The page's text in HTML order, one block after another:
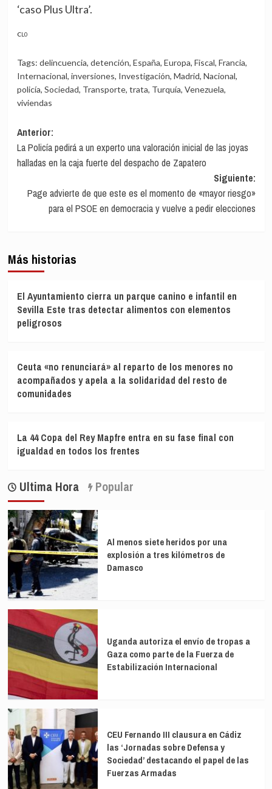
‘caso Plus Ultra’.
CL0
Tags: delincuencia, detención, España, Europa, Fiscal, Francia,
Internacional, inversiones, Investigación, Madrid, Nacional,
policía, Sociedad, Transporte, trata, Turquía, Venezuela,
viviendas
Navegación
de
entradas
Anterior:
La Policía pedirá a un experto una valoración inicial de las joyas
halladas en la caja fuerte del despacho de Zapatero
Siguiente:
Page advierte de que este es el momento de «mayor riesgo»
para el PSOE en democracia y vuelve a pedir elecciones
Más historias
El Ayuntamiento cierra un parque canino e infantil en
Sevilla Este tras detectar alimentos con elementos
peligrosos
Ceuta «no renunciará» al reparto de los menores no
acompañados y apela a la solidaridad del resto de
comunidades
La 44 Copa del Rey Mapfre entra en su fase final con
igualdad en todos los frentes
Ultima Hora Popular
Al menos siete heridos por una
explosión a tres kilómetros de
Damasco
Uganda autoriza el envío de tropas a
Gaza como parte de la Fuerza de
Estabilización Internacional
CEU Fernando III clausura en Cádiz
las ‘Jornadas sobre Defensa y
Sociedad’ destacando el papel de las
Fuerzas Armadas